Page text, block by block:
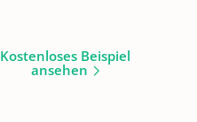
Kostenloses Beispiel
ansehen